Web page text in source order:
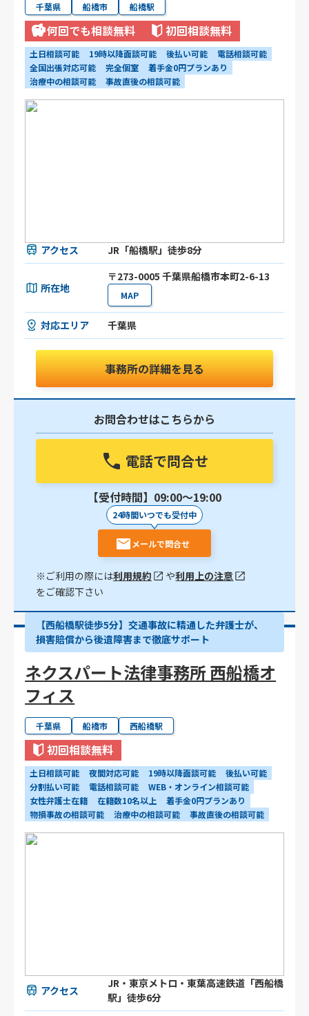
千葉県 船橋市 船橋駅
何回でも相談無料 初回相談無料
土日相談可能 19時以降面談可能 後払い可能
電話相談可能
全国出張対応可能
完全個室
着手金0円プランあり
治療中の相談可能
事故直後の相談可能
アクセス JR「船橋駅」徒歩8分
所在地
〒273-0005 千葉県船橋市本町2-6-13
MAP
対応エリア 千葉県
事務所の詳細を見る
お問合わせはこちらから
電話で問合せ
【受付時間】09:00〜19:00
24時間いつでも受付中
メールで問合せ
※ご利用の際には利用規約 や利用上の注意
をご確認下さい
【西船橋駅徒歩5分】交通事故に精通した弁護士が、
損害賠償から後遺障害まで徹底サポート
ネクスパート法律事務所 西船橋オ
フィス
千葉県 船橋市 西船橋駅
初回相談無料
土日相談可能 夜間対応可能 19時以降面談可能
後払い可能
分割払い可能
電話相談可能
WEB・オンライン相談可能
女性弁護士在籍
在籍数10名以上
着手金0円プランあり
物損事故の相談可能
治療中の相談可能 事故直後の相談可能
アクセス
JR・東京メトロ・東葉高速鉄道「西船橋
駅」徒歩6分